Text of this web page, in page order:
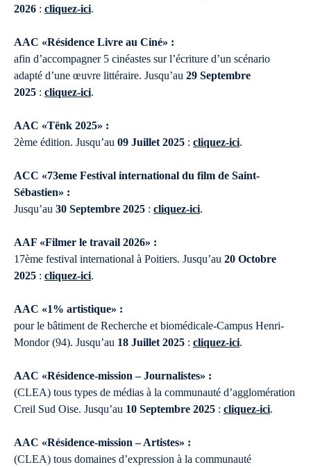
2026 : cliquez-ici.
AAC «Résidence Livre au Ciné» :
afin d’accompagner 5 cinéastes sur l’écriture d’un scénario
adapté d’une œuvre littéraire. Jusqu’au 29 Septembre
2025 : cliquez-ici.
AAC «Tënk 2025» :
2ème édition. Jusqu’au 09 Juillet 2025 : cliquez-ici.
ACC «73eme Festival international du film de Saint-
Sébastien» :
Jusqu’au 30 Septembre 2025 : cliquez-ici.
AAF «Filmer le travail 2026» :
17ème festival international à Poitiers. Jusqu’au 20 Octobre
2025 : cliquez-ici.
AAC «1% artistique» :
pour le bâtiment de Recherche et biomédicale-Campus Henri-
Mondor (94). Jusqu’au 18 Juillet 2025 : cliquez-ici.
AAC «Résidence-mission – Journalistes» :
(CLEA) tous types de médias à la communauté d’agglomération
Creil Sud Oise. Jusqu’au 10 Septembre 2025 : cliquez-ici.
AAC «Résidence-mission – Artistes» :
(CLEA) tous domaines d’expression à la communauté